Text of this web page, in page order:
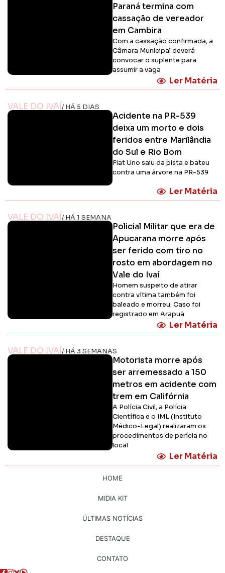
Paraná termina com
cassação de vereador
em Cambira
Com a cassação confirmada, a
Câmara Municipal deverá
convocar o suplente para
assumir a vaga
Ler Matéria
VALE DO IVAÍ/ HÁ 5 DIAS
Acidente na PR-539
deixa um morto e dois
feridos entre Marilândia
do Sul e Rio Bom
Fiat Uno saiu da pista e bateu
contra uma árvore na PR-539
Ler Matéria
VALE DO IVAÍ/ HÁ 1 SEMANA
Policial Militar que era de
Apucarana morre após
ser ferido com tiro no
rosto em abordagem no
Vale do Ivaí
Homem suspeito de atirar
contra vítima também foi
baleado e morreu. Caso foi
registrado em Arapuã
Ler Matéria
VALE DO IVAÍ/ HÁ 3 SEMANAS
Motorista morre após
ser arremessado a 150
metros em acidente com
trem em Califórnia
A Polícia Civil, a Polícia
Científica e o IML (Instituto
Médico-Legal) realizaram os
procedimentos de perícia no
local
Ler Matéria
HOME
MIDIA KIT
ÚLTIMAS NOTÍCIAS
DESTAQUE
CONTATO